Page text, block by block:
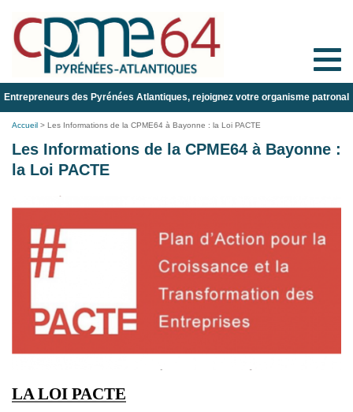
Toggle
Entrepreneurs des Pyrénées Atlantiques, rejoignez votre organisme patronal
Accueil > Les Informations de la CPME64 à Bayonne : la Loi PACTE
Les Informations de la CPME64 à Bayonne :
la Loi PACTE
LA LOI PACTE